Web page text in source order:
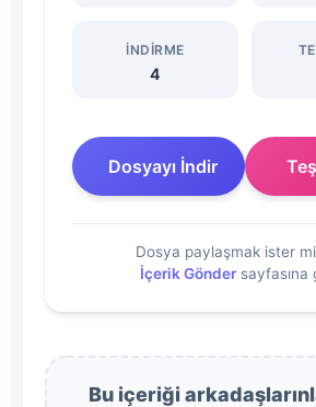
Anahtarı
İndir
Dosyasını
İndir
İNDIRME
4
Dosyayı İndir
Dosya paylaşmak ister
İçerik Gönder sayfasına
Bu içeriği